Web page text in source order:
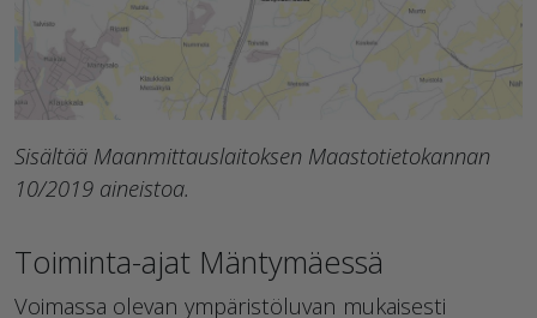
Sisältää Maanmittauslaitoksen Maastotietokannan
10/2019 aineistoa.
Toiminta-ajat Mäntymäessä
Voimassa olevan ympäristöluvan mukaisesti